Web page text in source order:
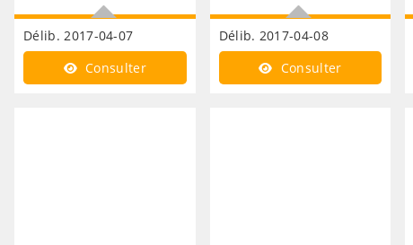
Délib. 2017-04-07
RDD
Consulter
Délib. 2017-04-08
PCAET
Consulter